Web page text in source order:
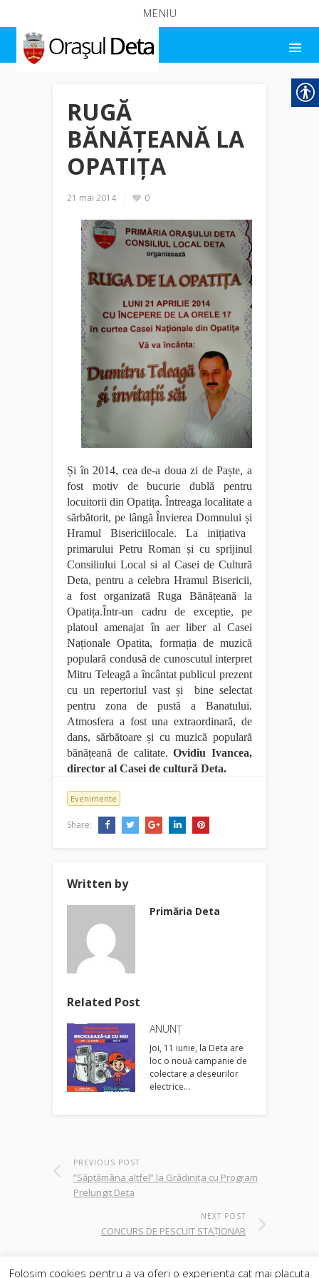
MENIU
RUGĂ
BĂNĂȚEANĂ LA
OPATIȚA
21 mai 2014 0
Și în 2014, cea de-a doua zi de Paște,a
fost motiv de bucurie dublă pentru
locuitorii din Opatița. Întreaga localitate a
sărbătorit, pe lângă Învierea Domnului și
Hramul Bisericiilocale. La inițiativa
primarului Petru Roman și cu sprijinul
Consiliului Local si al Casei de Cultură
Deta, pentru a celebra Hramul Bisericii,
a fost organizată Ruga Bănățeană la
Opatița.Într-un cadru de exceptie, pe
platoul amenajat în aer liber al Casei
Naționale Opatita, formația de muzică
populară condusă de cunoscutul interpret
Mitru Teleagă a încântat publicul prezent
cu un repertoriul vast și bine selectat
pentru zona de pustă a Banatului.
Atmosfera a fost una extraordinară, de
dans, sărbătoare și cu muzică populară
bănățeană de calitate.Ovidiu Ivancea,
director al Casei de cultură Deta.
Evenimente
Share:
Written by
Primăria Deta
Related Post
ANUNȚ
Joi, 11 iunie, la Deta are
loc o nouă campanie de
colectare a deșeurilor
electrice…
PREVIOUS POST
”Săptămâna altfel” la Grădiniţa cu Program
Prelungit Deta
NEXT POST
CONCURS DE PESCUIT STAȚIONAR
Folosim cookies pentru a va oferi o experienta cat mai placuta